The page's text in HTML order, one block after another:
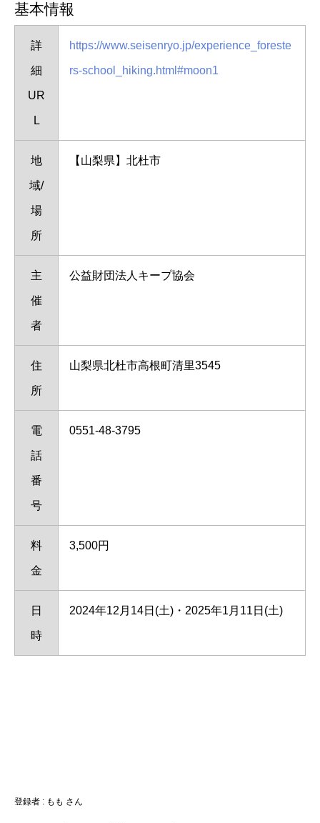
基本情報
詳
細
UR
L
https://www.seisenryo.jp/experience_foreste
rs-school_hiking.html#moon1
地
域/
場
所
【山梨県】北杜市
主
催
者
公益財団法人キープ協会
住
所
山梨県北杜市高根町清里3545
電
話
番
号
0551-48-3795
料
金
3,500円
日
時
2024年12月14日(土)・2025年1月11日(土)
登録者 : もも さん